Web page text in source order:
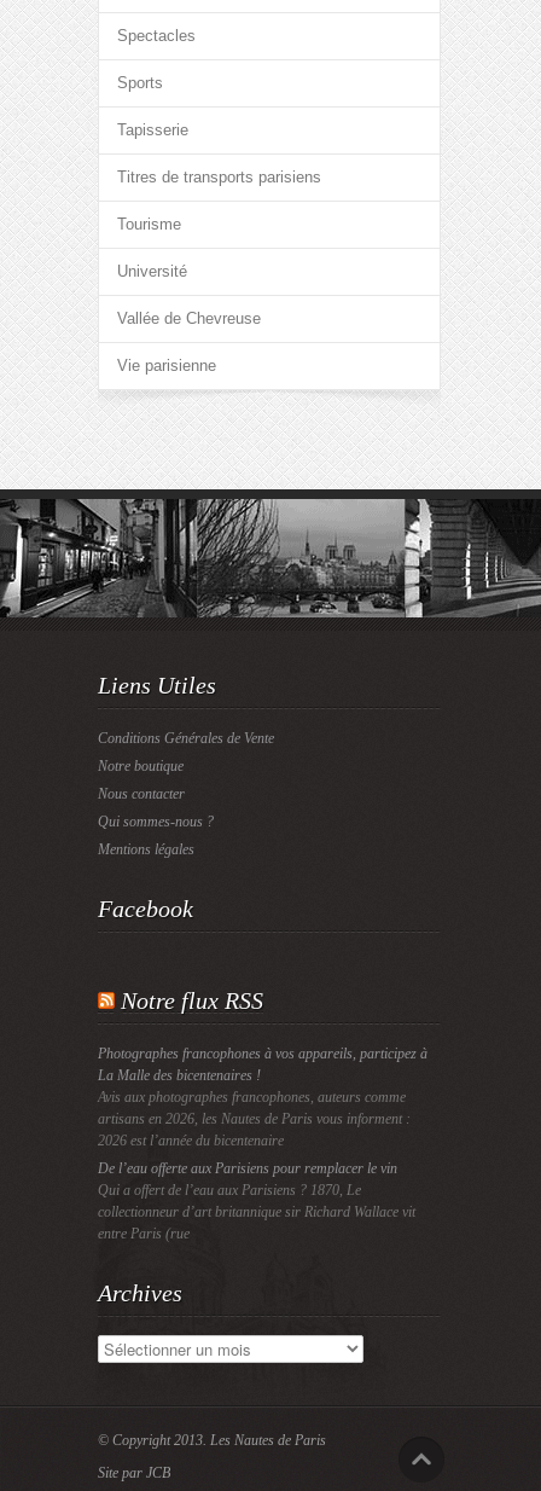
Spectacles
Sports
Tapisserie
Titres de transports parisiens
Tourisme
Université
Vallée de Chevreuse
Vie parisienne
Liens Utiles
Conditions Générales de Vente
Notre boutique
Nous contacter
Qui sommes-nous ?
Mentions légales
Facebook
Notre flux RSS
Photographes francophones à vos appareils, participez à
La Malle des bicentenaires !
Avis aux photographes francophones, auteurs comme
artisans en 2026, les Nautes de Paris vous informent :
2026 est l’année du bicentenaire
De l’eau offerte aux Parisiens pour remplacer le vin
Qui a offert de l’eau aux Parisiens ? 1870, Le
collectionneur d’art britannique sir Richard Wallace vit
entre Paris (rue
Archives
Archives
© Copyright 2013. Les Nautes de Paris
Site par JCB